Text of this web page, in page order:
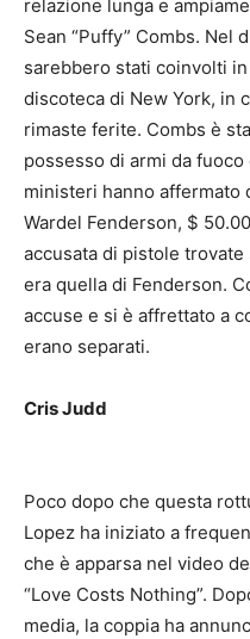
relazione lunga e
Sean “Puffy” Combs. Nel
sarebbero stati coinvolti
discoteca di New York, in
rimaste ferite. Combs è
possesso di armi da
ministeri hanno affermato
Wardel Fenderson, $
accusata di pistole trovate
era quella di Fenderson.
accuse e si è affrettato a
erano separati.
Cris Judd
Poco dopo che questa
Lopez ha iniziato a
che è apparsa nel video
“Love Costs Nothing”.
media, la coppia ha